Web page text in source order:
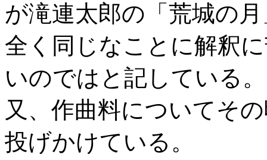
が滝連太郎の「荒城の
全く同じなことに解釈
いのではと記している。
又、作曲料についてそ
投げかけている。